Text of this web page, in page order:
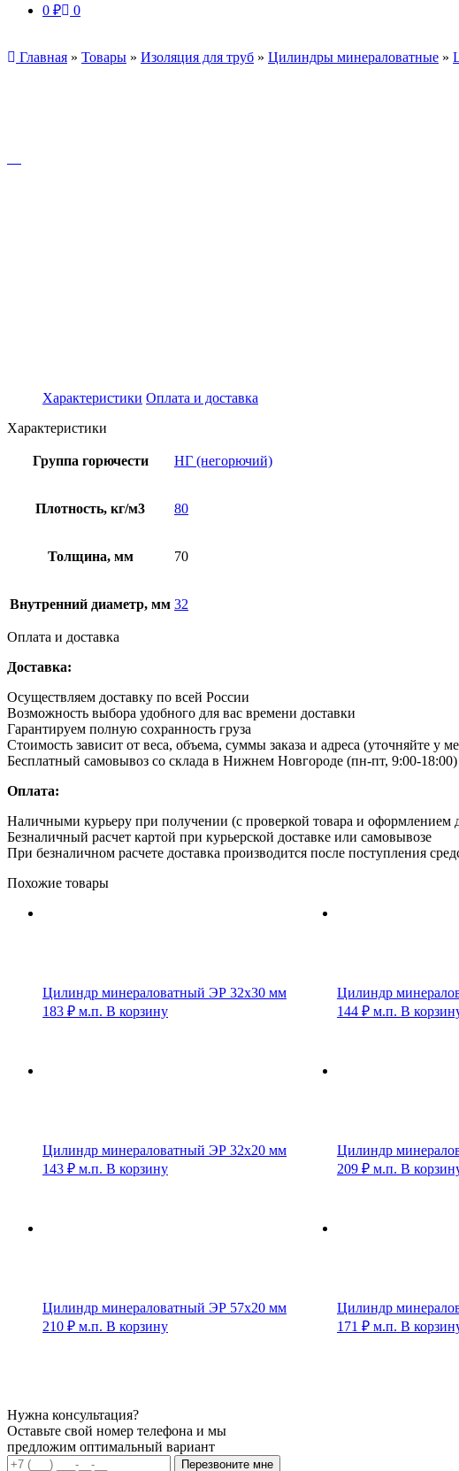
0 ₽ 0
Главная » Товары » Изоляция для труб » Цилиндры минераловатные »
Характеристики Оплата и доставка
Характеристики
Группа горючести НГ (негорючий)
Плотность, кг/м3 80
Толщина, мм 70
Внутренний диаметр, мм 32
Оплата и доставка
Доставка:
Осуществляем доставку по всей России
Возможность выбора удобного для вас времени доставки
Гарантируем полную сохранность груза
Стоимость зависит от веса, объема, суммы заказа и адреса (уточняйте у
Бесплатный самовывоз со склада в Нижнем Новгороде (пн-пт, 9:00-18:00)
Оплата:
Наличными курьеру при получении (с проверкой товара и оформлением
Безналичный расчет картой при курьерской доставке или самовывозе
При безналичном расчете доставка производится после поступления
Похожие товары
Цилиндр минераловатный ЭР 32х30 мм
183 ₽ м.п. В корзину
Цилиндр
144 ₽ м.п. В
Цилиндр минераловатный ЭР 32х20 мм
143 ₽ м.п. В корзину
Цилиндр
209 ₽ м.п. В
Цилиндр минераловатный ЭР 57х20 мм
210 ₽ м.п. В корзину
Цилиндр
171 ₽ м.п. В
Нужна консультация?
Оставьте свой номер телефона и мы
предложим оптимальный вариант
Перезвоните мне